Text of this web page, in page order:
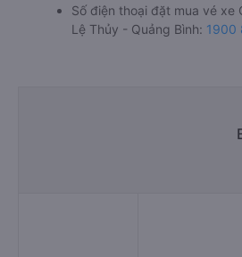
Số điện thoại đặt mua vé xe
Lệ Thủy - Quảng Bình: 1900